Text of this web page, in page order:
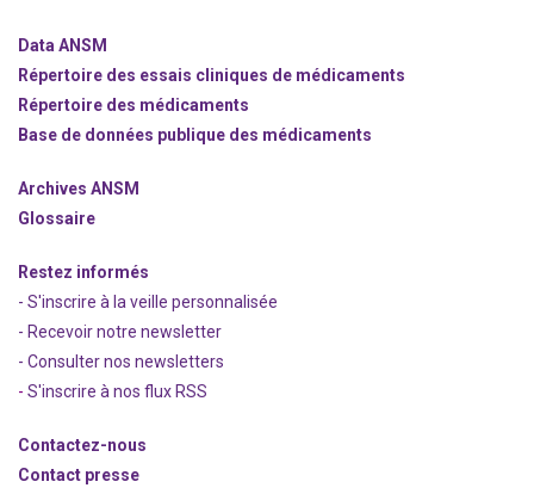
Data ANSM
Répertoire des essais cliniques de médicaments
Répertoire des médicaments
Base de données publique des médicaments
Archives ANSM
Glossaire
Restez informés
- S'inscrire à la veille personnalisée
- Recevoir notre newsletter
- Consulter nos newsletters
- S'inscrire à nos flux RSS
Contactez-nous
Contact presse